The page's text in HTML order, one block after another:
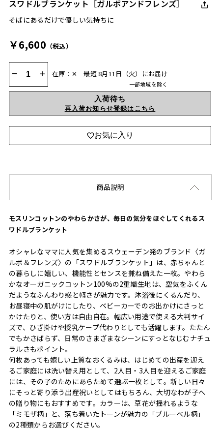
スワドルブランケット［ガルボアンドフレンズ］
そばにあるだけで優しい気持ちに
￥6,600 （税込）
− + 在庫：✕ 最短 8月11日（火）にお届け
一部地域を除く
入荷待ち
再入荷お知らせ登録はこちら
お気に入り
商品説明
モスリンコットンのやわらかさが、毎日の気分をほぐしてくれるス
ワドルブランケット
オシャレなママに人気を集めるスウェーデン発のブランド〈ガ
ルボ＆フレンズ〉の「スワドルブランケット」は、赤ちゃんと
の暮らしに嬉しい、機能性とセンスを兼ね備えた一枚。やわら
かなオーガニックコットン100%の2重織生地は、空気をふくん
だようなふんわり感と軽さが魅力です。沐浴後にくるんだり、
お昼寝中の肌がけにしたり、ベビーカーでのお出かけにさっと
かけたりと、使い方は自由自在。幅広い用途で使える大判サイ
ズで、ひざ掛けや授乳ケープ代わりとしても活躍します。たたん
でもかさばらず、日常のさまざまなシーンにすっとなじむナチュ
ラルさもポイント。
何枚あっても嬉しい上質なおくるみは、はじめての出産を迎え
るご家庭には洗い替え用として、2人目・3人目を迎えるご家庭
には、その子のためにあらためて選ぶ一枚として。新しい日々
にそっと寄り添う出産祝いとしてはもちろん、大切なわが子へ
の贈り物にもおすすめです。カラーは、草花が揺れるような
「ミモザ柄」と、落ち着いたトーンが魅力の「ブルーベル柄」
の2種類からお選びください。